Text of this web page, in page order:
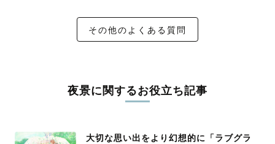
その他のよくある質問
夜景に関するお役立ち記事
大切な思い出をより幻想的に「ラブグラ